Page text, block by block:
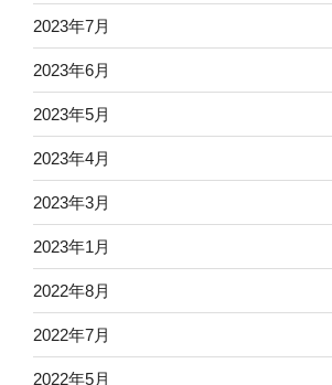
2023年7月
2023年6月
2023年5月
2023年4月
2023年3月
2023年1月
2022年8月
2022年7月
2022年5月